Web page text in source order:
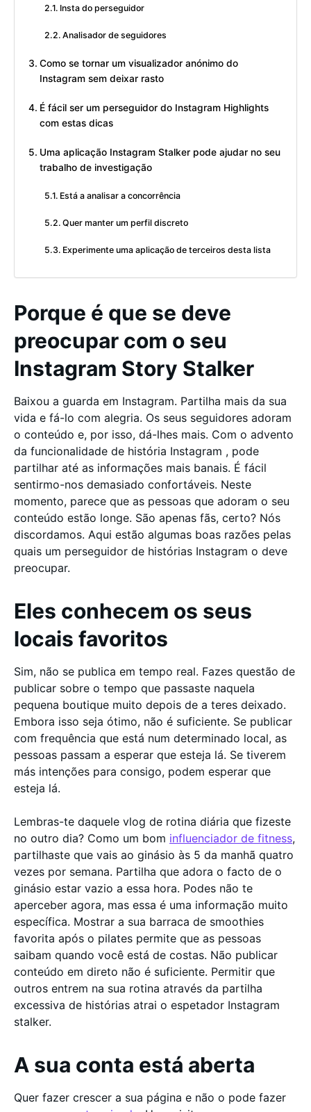
Insta do perseguidor
Analisador de seguidores
Como se tornar um visualizador anónimo do
Instagram sem deixar rasto
É fácil ser um perseguidor do Instagram Highlights
com estas dicas
Uma aplicação Instagram Stalker pode ajudar no seu
trabalho de investigação
Está a analisar a concorrência
Quer manter um perfil discreto
Experimente uma aplicação de terceiros desta lista
Porque é que se deve
preocupar com o seu
Instagram Story Stalker
Baixou a guarda em Instagram. Partilha mais da sua
vida e fá-lo com alegria. Os seus seguidores adoram
o conteúdo e, por isso, dá-lhes mais. Com o advento
da funcionalidade de história Instagram , pode
partilhar até as informações mais banais. É fácil
sentirmo-nos demasiado confortáveis. Neste
momento, parece que as pessoas que adoram o seu
conteúdo estão longe. São apenas fãs, certo? Nós
discordamos. Aqui estão algumas boas razões pelas
quais um perseguidor de histórias Instagram o deve
preocupar.
Eles conhecem os seus
locais favoritos
Sim, não se publica em tempo real. Fazes questão de
publicar sobre o tempo que passaste naquela
pequena boutique muito depois de a teres deixado.
Embora isso seja ótimo, não é suficiente. Se publicar
com frequência que está num determinado local, as
pessoas passam a esperar que esteja lá. Se tiverem
más intenções para consigo, podem esperar que
esteja lá.
Lembras-te daquele vlog de rotina diária que fizeste
no outro dia? Como um bom influenciador de fitness,
partilhaste que vais ao ginásio às 5 da manhã quatro
vezes por semana. Partilha que adora o facto de o
ginásio estar vazio a essa hora. Podes não te
aperceber agora, mas essa é uma informação muito
específica. Mostrar a sua barraca de smoothies
favorita após o pilates permite que as pessoas
saibam quando você está de costas. Não publicar
conteúdo em direto não é suficiente. Permitir que
outros entrem na sua rotina através da partilha
excessiva de histórias atrai o espetador Instagram
stalker.
A sua conta está aberta
Quer fazer crescer a sua página e não o pode fazer